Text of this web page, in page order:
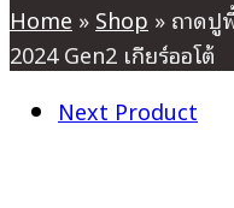
Home » Shop » ถาดปู
2024 Gen2 เกียร์ออโต้
Next Product